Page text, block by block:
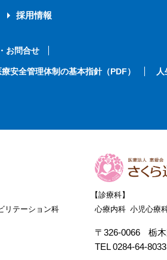
採用情報
お問合せ
療安全管理体制の基本指針（PDF）
リテーション科
【診療科】
心療内科 小児心療
〒326-0066
栃
TEL 0284-64-8033